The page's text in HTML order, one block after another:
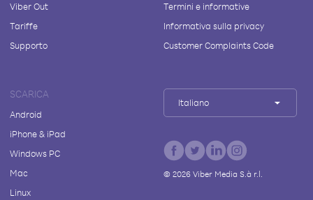
Viber Out
Tariffe
Supporto
Termini e informative
Informativa sulla privacy
Customer Complaints Code
SCARICA
Android
iPhone & iPad
Windows PC
Mac
Linux
Italiano
© 2026Viber Media S.à r.l.